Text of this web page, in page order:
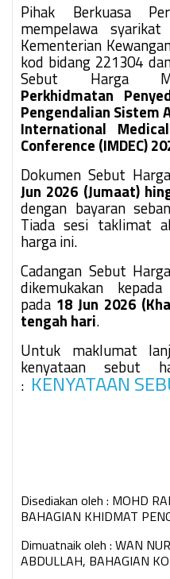
Pihak Berkuasa
mempelawa
Kementerian
kod bidang 221304
Sebut Harga
Perkhidmatan
Pengendalian Sistem
International
Conference (IMDEC)
Dokumen Sebut
Jun 2026 (Jumaat)
dengan bayaran
Tiada sesi taklimat
harga ini.
Cadangan Sebut
dikemukakan
pada 18 Jun 2026
tengah hari.
Untuk maklumat
kenyataan sebut
: KENYATAAN
Disediakan oleh : MOHD
BAHAGIAN KHIDMAT
Dimuatnaik oleh : WAN
ABDULLAH, BAHAGIAN